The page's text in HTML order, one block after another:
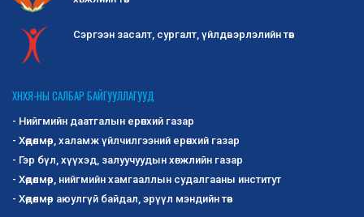
Сэргээн засалт, сургалт, үйлдвэрлэлийн төв
ХНХЯ-НЫ САЛБАР БАЙГУУЛЛАГУУД
- Нийгмийн даатгалын ерөнхий газар
- Хөдөлмөр, халамж үйлчилгээний ерөнхий газар
- Гэр бүл, хүүхэд, залуучуудын хөгжлийн газар
- Хөдөлмөр, нийгмийн хамгааллын судалгааны институт
- Хөдөлмөр аюулгүй байдал, эрүүл мэндийн төв